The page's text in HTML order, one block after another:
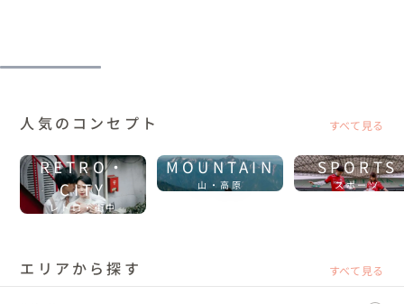
人気のコンセプト すべて見る
RETRO・
CITY
レトロ・街中
MOUNTAIN
山・高原
SPORTS
スポーツ
エリアから探す すべて見る